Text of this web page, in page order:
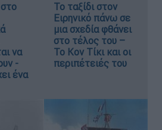
να
-
ένα
Το ταξίδι στον
Ειρηνικό πάνω σε
μια σχεδία φθάνει
στο τέλος του –
Το Κον Τίκι και οι
περιπέτειές του